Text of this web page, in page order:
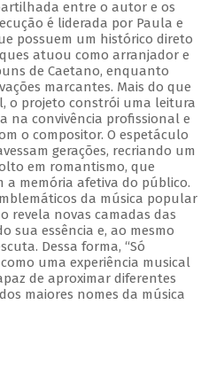
entre o autor e os
é liderada por Paula e
possuem um histórico direto
atuou como arranjador e
de Caetano, enquanto
marcantes. Mais do que
o projeto constrói uma leitura
na convivência profissional e
o compositor. O espetáculo
gerações, recriando um
em romantismo, que
a memória afetiva do público.
da música popular
revela novas camadas das
sua essência e, ao mesmo
Dessa forma, “Só
uma experiência musical
de aproximar diferentes
maiores nomes da música